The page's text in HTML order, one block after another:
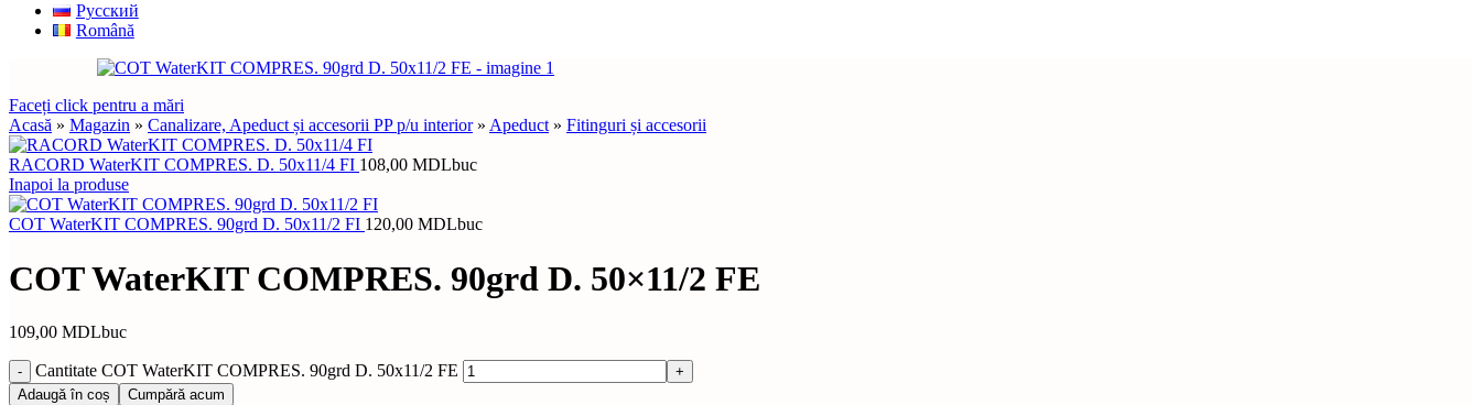
Русский
Română
Faceți click pentru a mări
Acasă » Magazin » Canalizare, Apeduct și accesorii PP p/u interior» Apeduct » Fitinguri și accesorii
RACORD WaterKIT COMPRES. D. 50x11/4 FI 108,00 MDLbuc
Inapoi la produse
COT WaterKIT COMPRES. 90grd D. 50x11/2 FI 120,00 MDLbuc
COT WaterKIT COMPRES. 90grd D. 50×11/2 FE
109,00 MDLbuc
Cantitate COT WaterKIT COMPRES. 90grd D. 50x11/2 FE
Adaugă în coș Cumpără acum